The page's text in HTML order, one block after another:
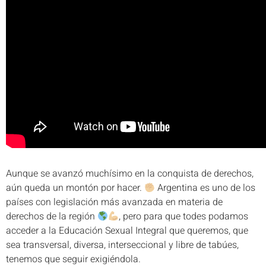
Aunque se avanzó muchísimo en la conquista de derechos,
aún queda un montón por hacer.
Argentina es uno de los
países con legislación más avanzada en materia de
derechos de la región
, pero para que todes podamos
acceder a la Educación Sexual Integral que queremos, que
sea transversal, diversa, interseccional y libre de tabúes,
tenemos que seguir exigiéndola.